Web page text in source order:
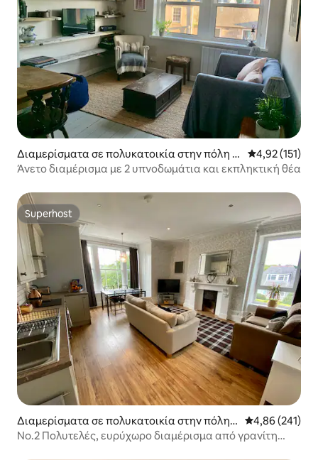
Διαμερίσματα σε πολυκατοικία στην πόλη A
berdeenshire
Μέση
4,92 (151)
Άνετο διαμέρισμα με 2 υπνοδωμάτια και εκπληκτική θέα
Superhost
Superhost
Διαμερίσματα σε πολυκατοικία στην πόλη
Αμπερντίν
Μέση
4,86 (241)
No.2 Πολυτελές, ευρύχωρο διαμέρισμα από γρανίτη